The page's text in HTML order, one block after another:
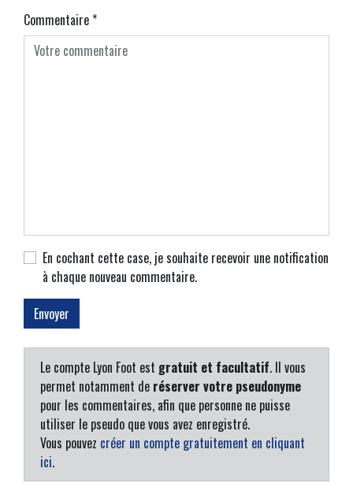
Commentaire*
En cochant cette case, je souhaite recevoir une notification
à chaque nouveau commentaire.
Le compte Lyon Foot est gratuit et facultatif. Il vous
permet notamment de réserver votre pseudonyme
pour les commentaires, afin que personne ne puisse
utiliser le pseudo que vous avez enregistré.
Vous pouvez créer un compte gratuitement en cliquant
ici.